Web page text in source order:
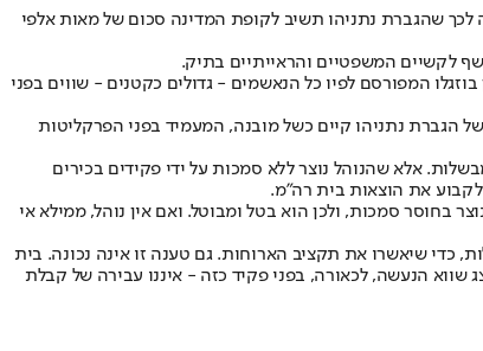
שהגברת נתניהו תשיב לקופת המדינה סכום של מאות אלפי
לקשיים המשפטיים והראייתיים בתיק.
המפורסם לפיו כל הנאשמים - גדולים כקטנים - שווים בפני
הגברת נתניהו קיים כשל מובנה, המעמיד בפני הפרקליטות
אלא שהנוהל נוצר ללא סמכות על ידי פקידים בכירים
את הוצאות בית רה"מ.
בחוסר סמכות, ולכן הוא בטל ומבוטל. ואם אין נוהל, ממילא אי
כדי שיאשרו את תקציב הארוחות. גם טענה זו אינה נכונה. בית
הנעשה, לכאורה, בפני פקיד כזה - איננו עבירה של קבלת